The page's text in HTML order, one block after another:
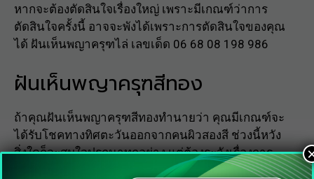
หากจะต้องตัดสินใจเรื่องใหญ่ เพราะมีเกณฑ์ว่าการ
ตัดสินใจครั้งนี้ อาจจะพังได้เพราะการตัดสินใจของคุณ
ได้ ฝันเห็นพญาครุฑไล่ เลขเด็ด 06 68 08 198 986
ฝันเห็นพญาครุฑสีทอง
ถ้าคุณฝันเห็นพญาครุฑสีทองทำนายว่า คุณมีเกณฑ์จะ
ได้รับโชคทางทิศตะวันออกจากคนผิวสองสี ช่วงนี้หวัง
สิ่งใดก็จะสมใจปรถนาทุกอย่าง แต่ต้องระวังเรื่องการ
เงินคุณมีโอกาสจะเสียเงินให้กับเพศตรงข้ามได้ คนโสด